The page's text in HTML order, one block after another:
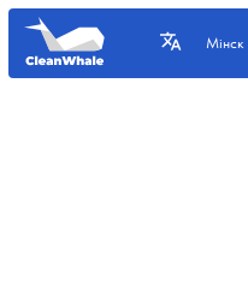
Мінск